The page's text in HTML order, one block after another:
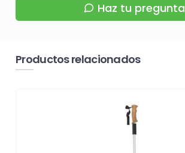
Haz tu pregunta
Productos relacionados